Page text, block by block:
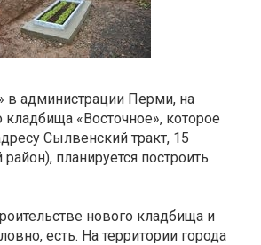
в администрации Перми, на
кладбища «Восточное», которое
Сылвенский тракт, 15
планируется построить
нового кладбища и
есть. На территории города